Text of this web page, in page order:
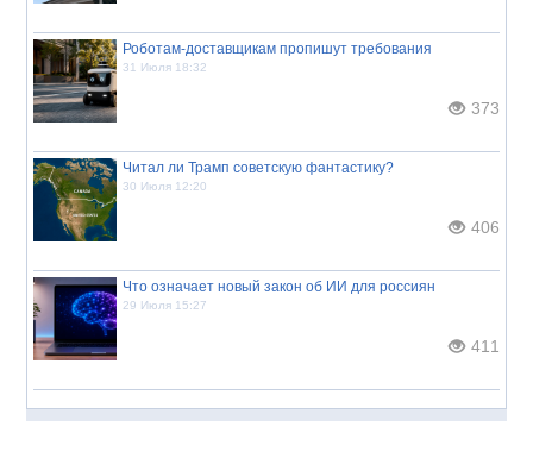
Роботам-доставщикам пропишут требования
31 Июля 18:32
373
Читал ли Трамп советскую фантастику?
30 Июля 12:20
406
Что означает новый закон об ИИ для россиян
29 Июля 15:27
411